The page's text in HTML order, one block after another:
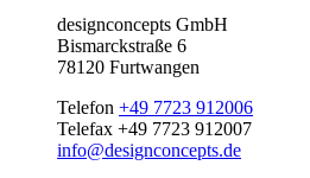
designconcepts GmbH
Bismarckstraße 6
78120 Furtwangen
Telefon +49 7723 912006
Telefax +49 7723 912007
info@designconcepts.de